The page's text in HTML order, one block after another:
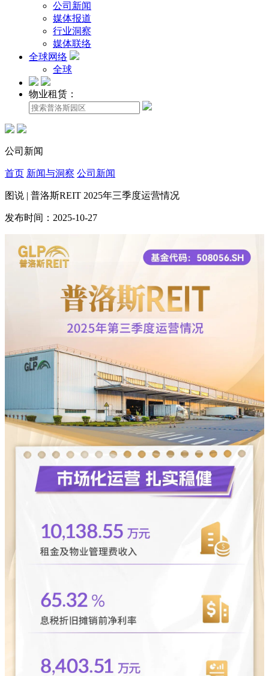
公司新闻
媒体报道
行业洞察
媒体联络
全球网络
全球
物业租赁：
公司新闻
首页 新闻与洞察 公司新闻
图说 | 普洛斯REIT 2025年三季度运营情况
发布时间：2025-10-27